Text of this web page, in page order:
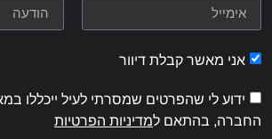
אני מאשר קבלת דיוור
ידוע לי שהפרטים שמסרתי לעיל ייכללו
החברה, בהתאם למדיניות הפרטיות